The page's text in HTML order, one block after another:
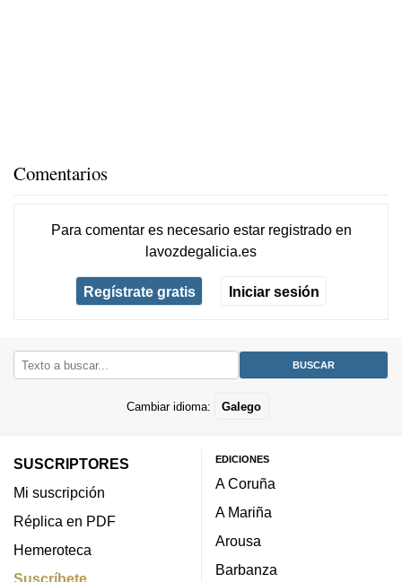
Comentarios
Para comentar es necesario estar registradoen
lavozdegalicia.es
Regístrate gratis Iniciar sesión
Cambiar idioma: Galego
SUSCRIPTORES
Mi suscripción
Réplica en PDF
Hemeroteca
Suscríbete
EDICIONES
A Coruña
A Mariña
Arousa
Barbanza